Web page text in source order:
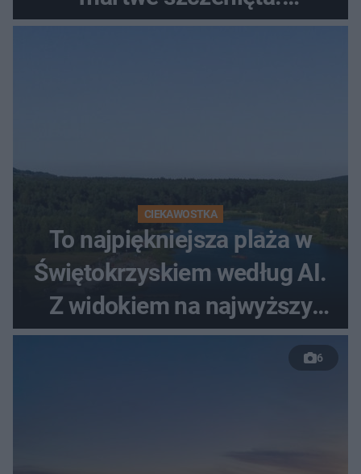
Zatrzymano 35-latka
CIEKAWOSTKA
To najpiękniejsza plaża w
Świętokrzyskiem według AI.
Z widokiem na najwyższy
szczyt Gór Świętokrzyskich
6